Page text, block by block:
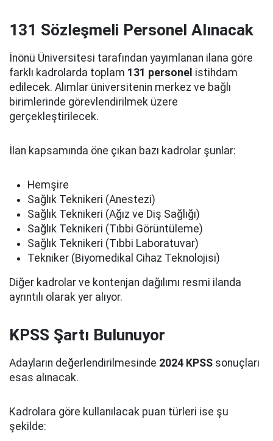
131 Sözleşmeli Personel Alınacak
İnönü Üniversitesi tarafından yayımlanan ilana göre
farklı kadrolarda toplam 131 personel istihdam
edilecek. Alımlar üniversitenin merkez ve bağlı
birimlerinde görevlendirilmek üzere
gerçekleştirilecek.
İlan kapsamında öne çıkan bazı kadrolar şunlar:
Hemşire
Sağlık Teknikeri (Anestezi)
Sağlık Teknikeri (Ağız ve Diş Sağlığı)
Sağlık Teknikeri (Tıbbi Görüntüleme)
Sağlık Teknikeri (Tıbbi Laboratuvar)
Tekniker (Biyomedikal Cihaz Teknolojisi)
Diğer kadrolar ve kontenjan dağılımı resmi ilanda
ayrıntılı olarak yer alıyor.
KPSS Şartı Bulunuyor
Adayların değerlendirilmesinde 2024 KPSS sonuçları
esas alınacak.
Kadrolara göre kullanılacak puan türleri ise şu
şekilde: